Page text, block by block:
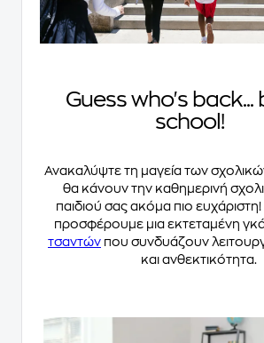
Guess who's back...
school!
Ανακαλύψτε τη μαγεία των
θα κάνουν την καθημερινή
παιδιού σας ακόμα πιο
προσφέρουμε μια εκτεταμένη
τσαντών που συνδυάζουν
και ανθεκτικότητα.